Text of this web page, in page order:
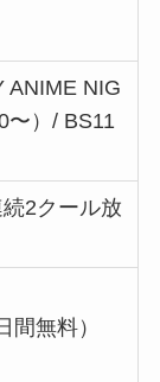
ANIME NIG
〜）/ BS11
2クール放
間無料）